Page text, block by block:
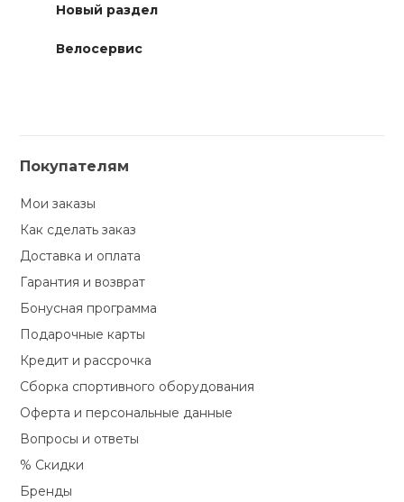
Новый раздел
Велосервис
Покупателям
Мои заказы
Как сделать заказ
Доставка и оплата
Гарантия и возврат
Бонусная программа
Подарочные карты
Кредит и рассрочка
Сборка спортивного оборудования
Оферта и персональные данные
Вопросы и ответы
% Скидки
Бренды